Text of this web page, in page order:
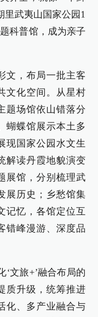
武夷山国家公园1
科普馆，成为亲子
文，布局一批主客
文化空间。从星村
题场馆依山错落分
蝴蝶馆展示本土多
现国家公园水文生
解读丹霞地貌演变
展馆，分别梳理武
展历史；乡愁馆集
记忆，各馆定位互
错峰漫游、深度品
‘文旅+’融合布局的
质升级，统筹推进
化、多产业融合与